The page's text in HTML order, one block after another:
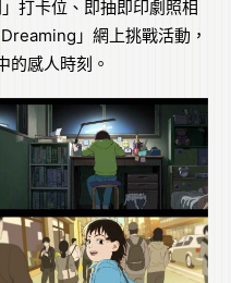
打卡位、即抽即印劇照相
」網上挑戰活動，
的感人時刻。